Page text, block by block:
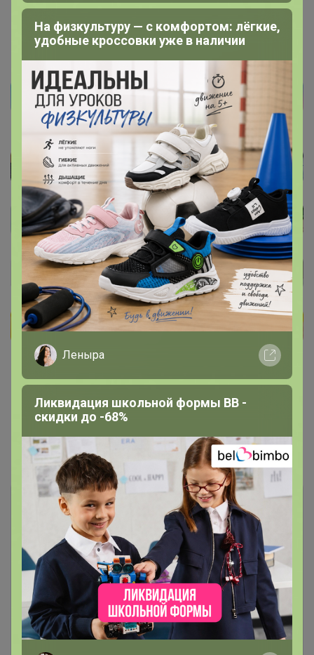
Показаны записи 1-5из5 .
Чтобы ответить или задать вопрос
необходимо авторизоваться на сайте
Это займет меньше минуты
На физкультуру — с комфортом: лёгкие,
удобные кроссовки уже в наличии
Леныра
Ликвидация школьной формы BB -
скидки до -68%